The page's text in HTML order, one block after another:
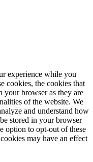
experience while you
cookies, the cookies that
your browser as they are
of the website. We
and understand how
stored in your browser
option to opt-out of these
may have an effect